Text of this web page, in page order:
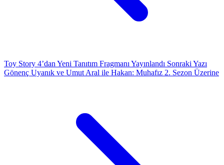
Toy Story 4’dan Yeni Tanıtım Fragmanı Yayınlandı Sonraki Yazı
Gönenç Uyanık ve Umut Aral ile Hakan: Muhafız 2. Sezon Üzerine